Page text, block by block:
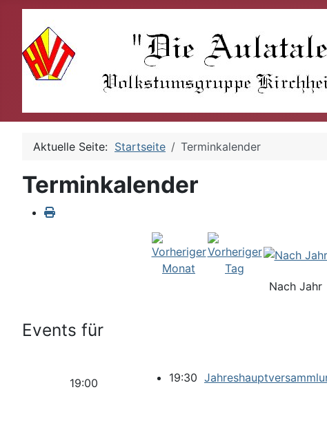
Aktuelle Seite: Startseite Terminkalender
Terminkalender
Nach Jahr
Events für
19:00 19:30